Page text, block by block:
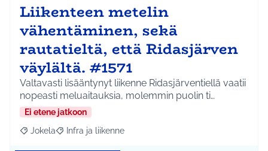
Liikenteen metelin
vähentäminen, sekä
rautatieltä, että Ridasjärven
väylältä. #1571
Valtavasti lisääntynyt liikenne Ridasjärventiellä vaatii
nopeasti meluaitauksia, molemmin puolin ti…
Ei etene jatkoon
Rajaa tulokset aihepiirin mukaan: Jokela
Jokela Rajaa tulokset teeman mukaan: Infra ja liikenne
Infra ja liikenne